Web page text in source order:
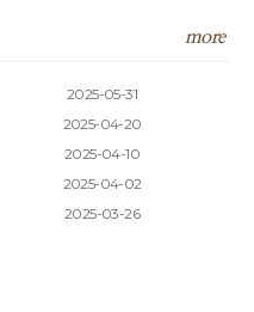
more
2025-05-31
2025-04-20
2025-04-10
2025-04-02
2025-03-26